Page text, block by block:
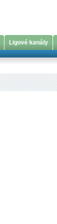
Ligové kanály